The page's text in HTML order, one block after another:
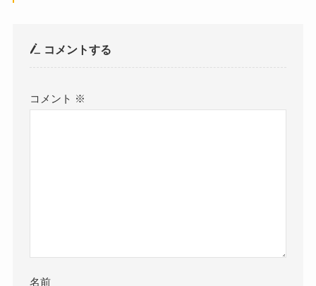
コメントする
コメント ※
名前